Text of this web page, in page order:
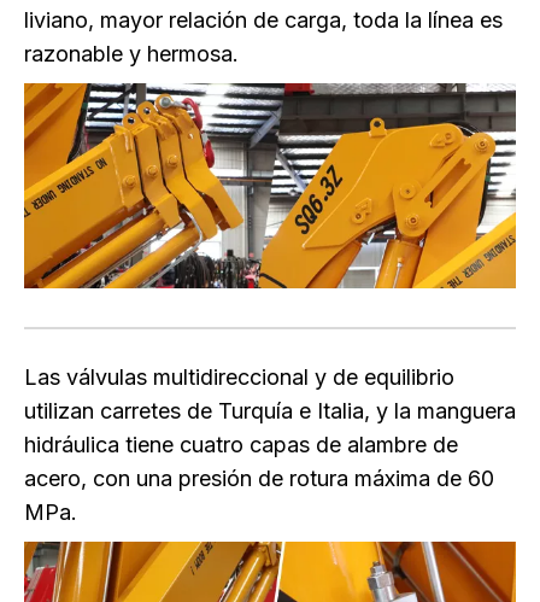
liviano, mayor relación de carga, toda la línea es
razonable y hermosa.
Las válvulas multidireccional y de equilibrio
utilizan carretes de Turquía e Italia, y la manguera
hidráulica tiene cuatro capas de alambre de
acero, con una presión de rotura máxima de 60
MPa.